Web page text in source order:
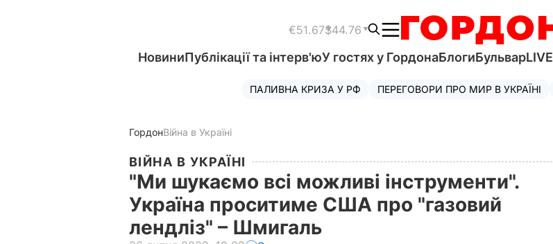
€51.67$44.76
НовиниПублікації та інтерв'юУ гостях у ГордонаБлогиБульварLIVE
ПАЛИВНА КРИЗА У РФ ПЕРЕГОВОРИ ПРО МИР В УКРАЇНІ
ГордонВійна в Україні
ВІЙНА В УКРАЇНІ
"Ми шукаємо всі можливі інструменти".
Україна проситиме США про "газовий
лендліз" – Шмигаль